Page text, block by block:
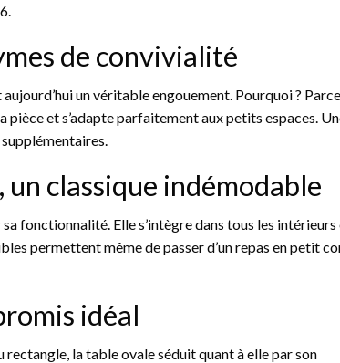
de convivialité
un véritable engouement. Pourquoi ? Parce
pièce et s’adapte parfaitement aux petits espaces.
classique indémodable
fonctionnalité. Elle s’intègre dans tous les intérieurs
permettent même de passer d’un repas en petit
idéal
la table ovale séduit quant à elle par son